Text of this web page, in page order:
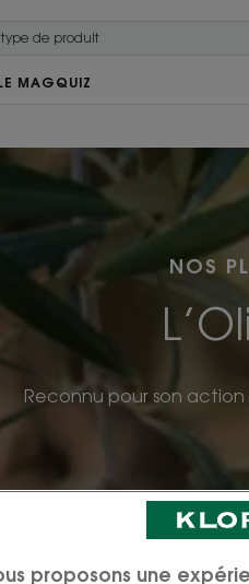
MAGQUIZ
NOS
Reconnu pour son
proposons une